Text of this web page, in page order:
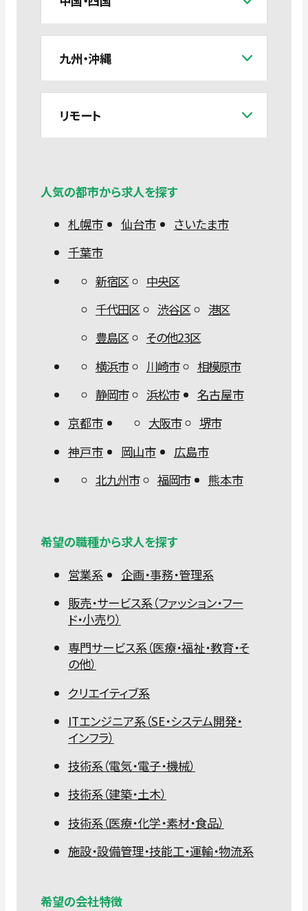
九州・沖縄
リモート
人気の都市から求人を探す
札幌市
仙台市
さいたま市
千葉市
新宿区
中央区
千代田区
渋谷区
港区
豊島区
その他23区
横浜市
川崎市
相模原市
静岡市
浜松市
名古屋市
京都市
大阪市
堺市
神戸市
岡山市
広島市
北九州市
福岡市 熊本市
希望の職種から求人を探す
営業系
企画・事務・管理系
販売・サービス系（ファッション・フー
ド・小売り）
専門サービス系（医療・福祉・教育・そ
の他）
クリエイティブ系
ITエンジニア系（SE・システム開発・
インフラ）
技術系（電気・電子・機械）
技術系（建築・土木）
技術系（医療・化学・素材・食品）
施設・設備管理・技能工・運輸・物流系
希望の会社特徴